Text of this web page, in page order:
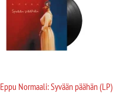
Eppu Normaali: Syvään päähän (LP)